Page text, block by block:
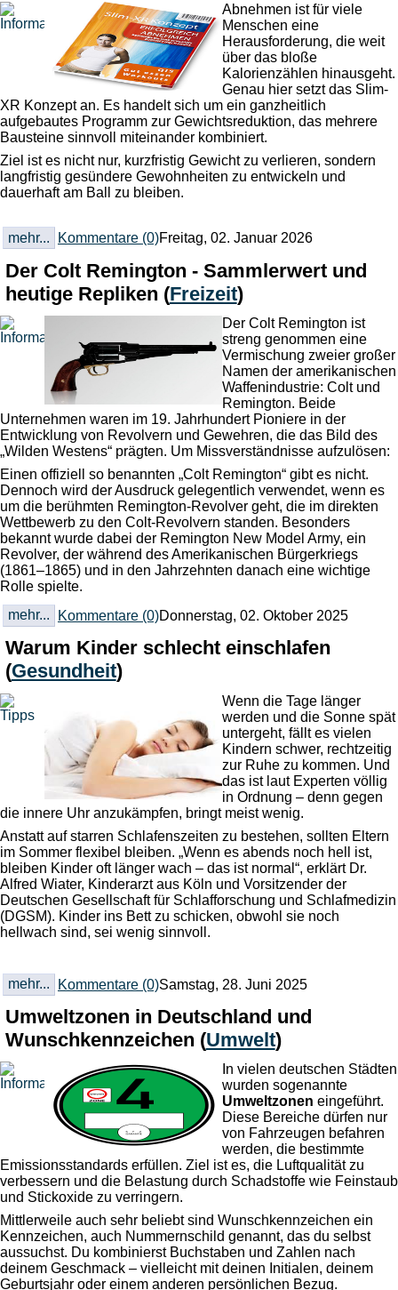
Abnehmen ist für viele
Menschen eine
Herausforderung, die weit
über das bloße
Kalorienzählen hinausgeht.
Genau hier setzt das Slim-
XR Konzept an. Es handelt sich um ein ganzheitlich
aufgebautes Programm zur Gewichtsreduktion, das mehrere
Bausteine sinnvoll miteinander kombiniert.
Ziel ist es nicht nur, kurzfristig Gewicht zu verlieren, sondern
langfristig gesündere Gewohnheiten zu entwickeln und
dauerhaft am Ball zu bleiben.
mehr... Kommentare (0)Freitag, 02. Januar 2026
Der Colt Remington - Sammlerwert und
heutige Repliken (Freizeit)
Der Colt Remington ist
streng genommen eine
Vermischung zweier großer
Namen der amerikanischen
Waffenindustrie: Colt und
Remington. Beide
Unternehmen waren im 19. Jahrhundert Pioniere in der
Entwicklung von Revolvern und Gewehren, die das Bild des
„Wilden Westens“ prägten. Um Missverständnisse aufzulösen:
Einen offiziell so benannten „Colt Remington“ gibt es nicht.
Dennoch wird der Ausdruck gelegentlich verwendet, wenn es
um die berühmten Remington-Revolver geht, die im direkten
Wettbewerb zu den Colt-Revolvern standen. Besonders
bekannt wurde dabei der Remington New Model Army, ein
Revolver, der während des Amerikanischen Bürgerkriegs
(1861–1865) und in den Jahrzehnten danach eine wichtige
Rolle spielte.
mehr...
Kommentare (0)Donnerstag, 02. Oktober 2025
Warum Kinder schlecht einschlafen
(Gesundheit)
Wenn die Tage länger
werden und die Sonne spät
untergeht, fällt es vielen
Kindern schwer, rechtzeitig
zur Ruhe zu kommen. Und
das ist laut Experten völlig
in Ordnung – denn gegen
die innere Uhr anzukämpfen, bringt meist wenig.
Anstatt auf starren Schlafenszeiten zu bestehen, sollten Eltern
im Sommer flexibel bleiben. „Wenn es abends noch hell ist,
bleiben Kinder oft länger wach – das ist normal“, erklärt Dr.
Alfred Wiater, Kinderarzt aus Köln und Vorsitzender der
Deutschen Gesellschaft für Schlafforschung und Schlafmedizin
(DGSM). Kinder ins Bett zu schicken, obwohl sie noch
hellwach sind, sei wenig sinnvoll.
mehr... Kommentare (0)Samstag, 28. Juni 2025
Umweltzonen in Deutschland und
Wunschkennzeichen (Umwelt)
In vielen deutschen Städten
wurden sogenannte
Umweltzonen eingeführt.
Diese Bereiche dürfen nur
von Fahrzeugen befahren
werden, die bestimmte
Emissionsstandards erfüllen. Ziel ist es, die Luftqualität zu
verbessern und die Belastung durch Schadstoffe wie Feinstaub
und Stickoxide zu verringern.
Mittlerweile auch sehr beliebt sind Wunschkennzeichen ein
Kennzeichen, auch Nummernschild genannt, das du selbst
aussuchst. Du kombinierst Buchstaben und Zahlen nach
deinem Geschmack – vielleicht mit deinen Initialen, deinem
Geburtsjahr oder einem anderen persönlichen Bezug.